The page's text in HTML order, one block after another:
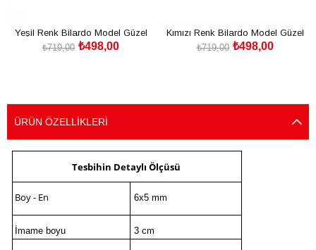
Yeşil Renk Bilardo Model Güzel
Çekimli Toz Kehribar Tesbih
₺498,00
₺719,00
Kımızı Renk Bilardo Model Güzel
Çekimli Toz Kehribar Tesbih
₺498,00
₺719,00
ÜRÜN ÖZELLIKLERI
Tesbihin Detaylı Ölçüsü
Boy - En 6x5 mm
İmame boyu 3 cm